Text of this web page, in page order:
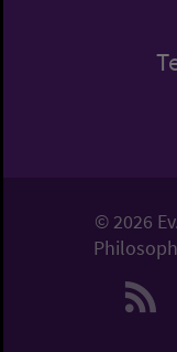
© 2026